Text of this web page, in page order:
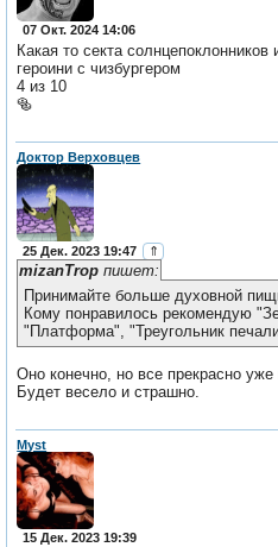
07 Окт. 2024 14:06
Какая то секта
героини с чизбургером
4 из 10
🥯
Доктор Верховцев
25 Дек. 2023 19:47 ⇑
mizanTropпишет:
Принимайте больше духовной
Кому понравилось рекомендую
"Платформа", "Треугольник
Оно конечно, но все прекрасно уже
Будет весело и страшно.
Myst
15 Дек. 2023 19:39